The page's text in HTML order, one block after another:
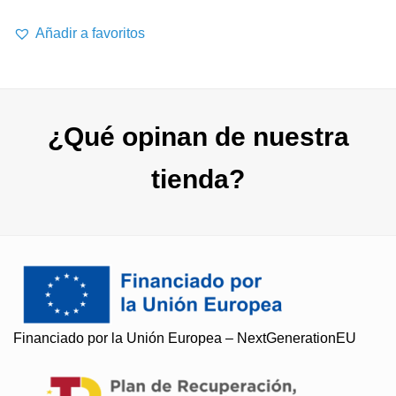
Añadir a favoritos
¿Qué opinan de nuestra
tienda?
Financiado por la Unión Europea – NextGenerationEU
Resuelvo todas tus preguntas